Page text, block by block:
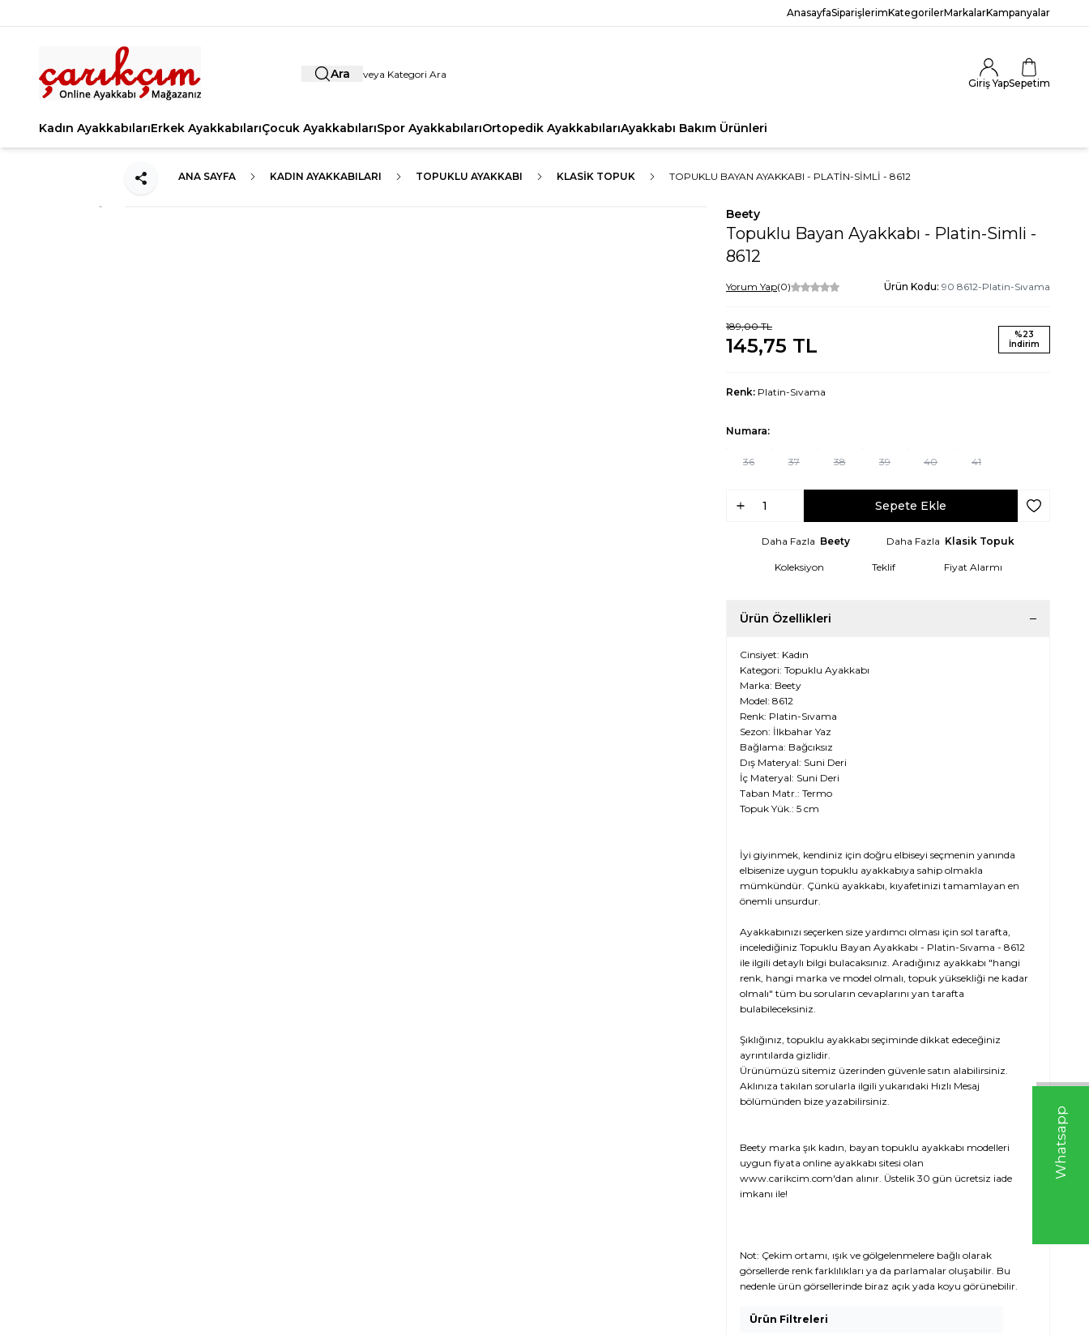
W
h
t
s
a
p
p
D
e
s
e
H
a
t
t
AnasayfaSiparişlerimKategorilerMarkalarKampanyalar
Ara
Giriş YapSepetim
Kadın AyakkabılarıErkek AyakkabılarıÇocuk AyakkabılarıSpor AyakkabılarıOrtopedik AyakkabılarıAyakkabı Bakım Ürünleri
ANA SAYFA KADIN AYAKKABILARI TOPUKLU AYAKKABI KLASIK TOPUK TOPUKLU BAYAN AYAKKABI - PLATIN-SIMLI - 8612
Paylaş
Beety
Topuklu Bayan Ayakkabı - Platin-Simli -
8612
Yorum Yap(0) Ürün Kodu: 90 8612-Platin-Sıvama
189,00TL
145,75 TL %23
İndirim
Renk: Platin-Sıvama
Numara:
36 37 38 39 40 41
Sepete Ekle Favoriye
Daha Fazla Beety Daha Fazla Klasik Topuk
Koleksiyon Teklif Fiyat Alarmı
Ürün Özellikleri
Cinsiyet: Kadın
Kategori: Topuklu Ayakkabı
Marka: Beety
Model: 8612
Renk: Platin-Sıvama
Sezon: İlkbahar Yaz
Bağlama: Bağcıksız
Dış Materyal: Suni Deri
İç Materyal: Suni Deri
Taban Matr.: Termo
Topuk Yük.: 5 cm
İyi giyinmek, kendiniz için doğru elbiseyi seçmenin yanında
elbisenize uygun topuklu ayakkabıya sahip olmakla
mümkündür. Çünkü ayakkabı, kıyafetinizi tamamlayan en
önemli unsurdur.
Ayakkabınızı seçerken size yardımcı olması için sol tarafta,
incelediğiniz Topuklu Bayan Ayakkabı - Platin-Sıvama - 8612
ile ilgili detaylı bilgi bulacaksınız. Aradığınız ayakkabı "hangi
renk, hangi marka ve model olmalı, topuk yüksekliği ne kadar
olmalı" tüm bu soruların cevaplarını yan tarafta
bulabileceksiniz.
Şıklığınız, topuklu ayakkabı seçiminde dikkat edeceğiniz
ayrıntılarda gizlidir.
Ürünümüzü sitemiz üzerinden güvenle satın alabilirsiniz.
Aklınıza takılan sorularla ilgili yukarıdaki Hızlı Mesaj
bölümünden bize yazabilirsiniz.
Beety marka şık kadın, bayan topuklu ayakkabı modelleri
uygun fiyata online ayakkabı sitesi olan
www.carikcim.com'dan alınır. Üstelik 30 gün ücretsiz iade
imkanı ile!
Not: Çekim ortamı, ışık ve gölgelenmelere bağlı olarak
görsellerde renk farklılıkları ya da parlamalar oluşabilir. Bu
nedenle ürün görsellerinde biraz açık yada koyu görünebilir.
Ürün Filtreleri